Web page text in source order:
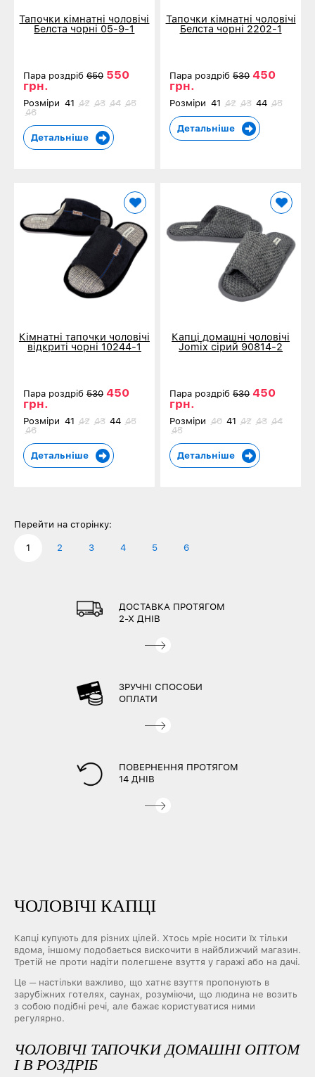
Тапочки кімнатні чоловічі
Белста чорні 05-9-1
Пара роздріб 650 550
грн.
Розміри 41 42 43 44 45
46
Детальніше
Тапочки кімнатні чоловічі
Белста чорні 2202-1
Пара роздріб530 450
грн.
Розміри 41 42 43 44 45
Детальніше
Кімнатні тапочки чоловічі
відкриті чорні 10244-1
Пара роздріб 530 450
грн.
Розміри 41 42 43 44 45
46
Детальніше
Капці домашні чоловічі
Jomix сірий 90814-2
Пара роздріб530 450
грн.
Розміри 40 41 42 43 44
45
Детальніше
Перейти на сторінку:
1 2 3 4 5 6
ДОСТАВКА ПРОТЯГОМ
2-Х ДНІВ
ЗРУЧНІ СПОСОБИ
ОПЛАТИ
ПОВЕРНЕННЯ ПРОТЯГОМ
14 ДНІВ
ЧОЛОВІЧІ КАПЦІ
Капці купують для різних цілей. Хтось мріє носити їх тільки
вдома, іншому подобається вискочити в найближчий магазин.
Третій не проти надіти полегшене взуття у гаражі або на дачі.
Це ─ настільки важливо, що хатнє взуття пропонують в
зарубіжних готелях, саунах, розуміючи, що людина не возить
з собою подібні речі, але бажає користуватися ними
регулярно.
ЧОЛОВІЧІ ТАПОЧКИ ДОМАШНІ ОПТОМ
І В РОЗДРІБ